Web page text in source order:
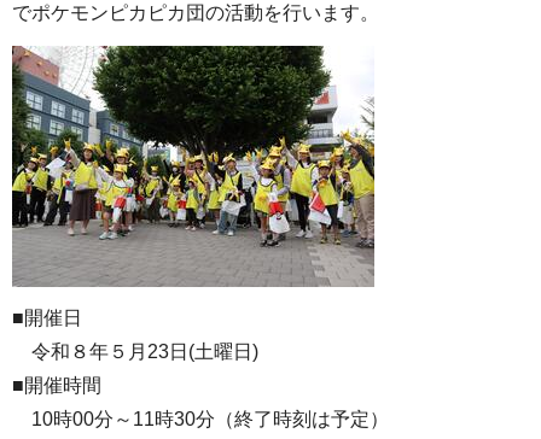
でポケモンピカピカ団の活動を行います。
■開催日
令和８年５月23日(土曜日)
■開催時間
10時00分～11時30分（終了時刻は予定）